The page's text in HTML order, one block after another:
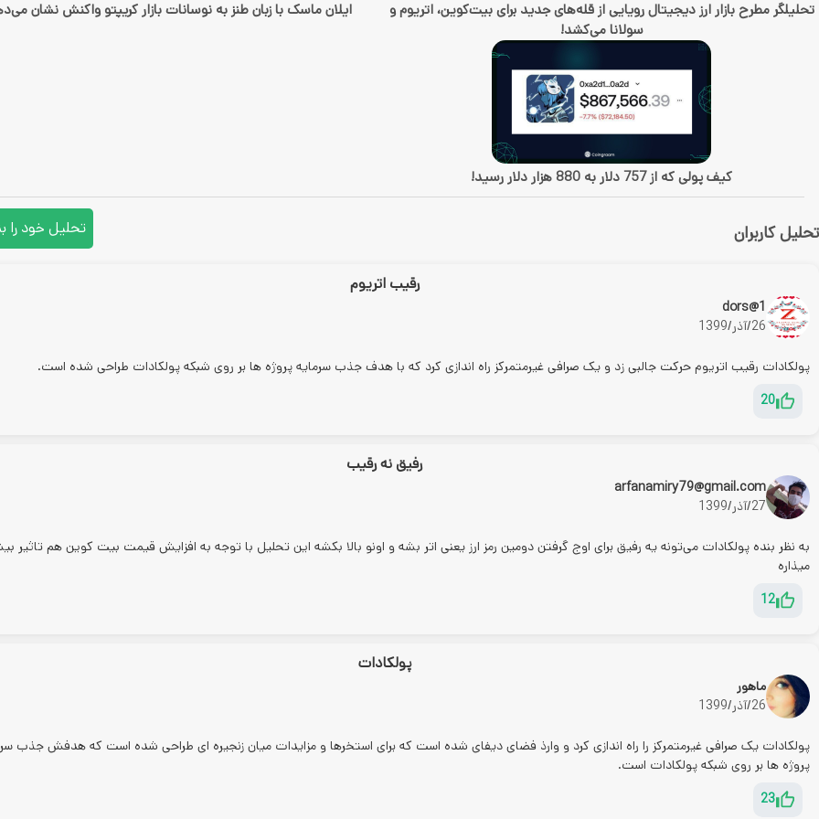
تحلیلگر مطرح بازار ارز دیجیتال رویایی از قله‌های جدید برای بیت‌کوین، اتریوم و
سولانا می‌کشد!
ایلان ماسک با زبان طنز به نوسانات بازار کریپتو واکنش نشان
کیف پولی که از 757 دلار به 880 هزار دلار رسید!
تحلیل کاربران تحلیل خود را
رقیب اتریوم
dors@1
26/آذر/1399
پولکادات رقیب اتریوم حرکت جالبی زد و یک صرافی غیرمتمرکز راه اندازی کرد که با هدف جذب سرمایه پروژه ها بر روی شبکه پولکادات طراحی شده است.
20
رفیق نه رقیب
arfanamiry79@gmail.com
27/آذر/1399
به نظر بنده پولکادات می‌تونه یه رفیق برای اوج گرفتن دومین رمز ارز یعنی اتر بشه و اونو بالا بکشه این تحلیل با توجه به افزایش قیمت بیت کوین هم تاثیر
میذاره
12
پولکادات
ماهور
26/آذر/1399
پولکادات یک صرافی غیرمتمرکز را راه اندازی کرد و وارذ فضای دیفای شده است که برای استخرها و مزایدات میان زنجیره ای طراحی شده است که هدفش جذب
پروژه ها بر روی شبکه پولکادات است.
23